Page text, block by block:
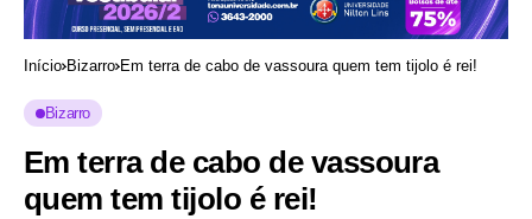
Início Bizarro Em terra de cabo de vassoura quem tem tijolo é rei!
Bizarro
Em terra de cabo de vassoura
quem tem tijolo é rei!